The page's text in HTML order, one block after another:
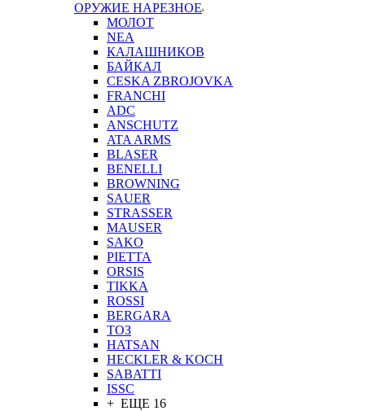
ОРУЖИЕ НАРЕЗНОЕ
МОЛОТ
NEA
КАЛАШНИКОВ
БАЙКАЛ
CESKA ZBROJOVKA
FRANCHI
ADC
ANSCHUTZ
ATA ARMS
BLASER
BENELLI
BROWNING
SAUER
STRASSER
MAUSER
SAKO
PIETTA
ORSIS
TIKKA
ROSSI
BERGARA
ТОЗ
HATSAN
HECKLER & KOCH
SABATTI
ISSC
+ ЕЩЕ 16